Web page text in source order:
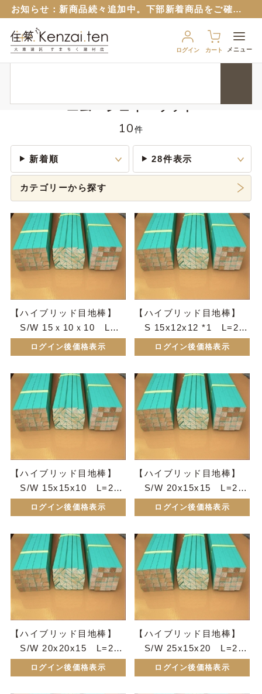
お知らせ： 新商品続々追加中。下部新着商品をご確認ください。
６月１２日からブルーシート販売再開！（８月から値上予定）
９月１７日から、匠ポインとすまちくポイントに連携できるようになりました。 詳細は以下のバナーをクリック！
ログイン カート メニュー
エム・ジェイ・ウッド
10件
新着順 28件表示
カテゴリーから探す
【ハイブリッド目地棒】
S/W 15ｘ10ｘ10 L=2
000 50本セット
ログイン後価格表示
【ハイブリッド目地棒】
S 15x12x12 *1 L=200
0 50本セット
ログイン後価格表示
【ハイブリッド目地棒】
S/W 15x15x10 L=200
0 50本セット
ログイン後価格表示
【ハイブリッド目地棒】
S/W 20x15x15 L=200
0 50本セット
ログイン後価格表示
【ハイブリッド目地棒】
S/W 20x20x15 L=200
0 50本セット
ログイン後価格表示
【ハイブリッド目地棒】
S/W 25x15x20 L=200
0 50本セット
ログイン後価格表示